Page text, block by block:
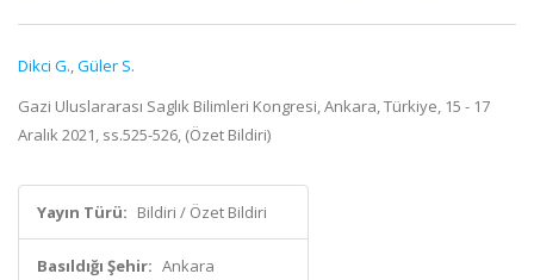
Dikci G.,Güler S.
Gazi Uluslararası Saglık Bilimleri Kongresi, Ankara, Türkiye, 15 - 17
Aralık 2021, ss.525-526, (Özet Bildiri)
Yayın Türü: Bildiri / Özet Bildiri
Basıldığı Şehir: Ankara